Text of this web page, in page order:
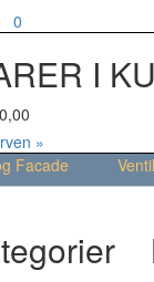
0
I
0,00
»
Facade